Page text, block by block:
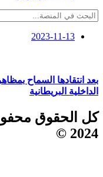
2023-11-13
بعد انتقادها السماح
الداخلية البريطانية
كل الحقوق
2024 ©